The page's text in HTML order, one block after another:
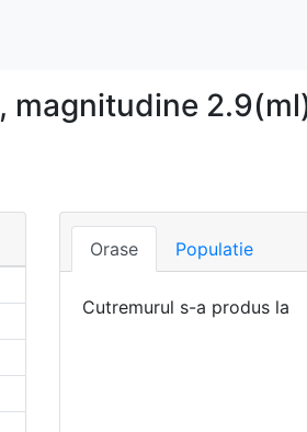
magnitudine
Orase Populatie
Cutremurul s-a produs la